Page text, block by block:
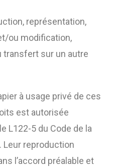
représentation,
ou modification,
transfert sur un autre
à usage privé de ces
est autorisée
L122-5 du Code de la
Leur reproduction
l’accord préalable et